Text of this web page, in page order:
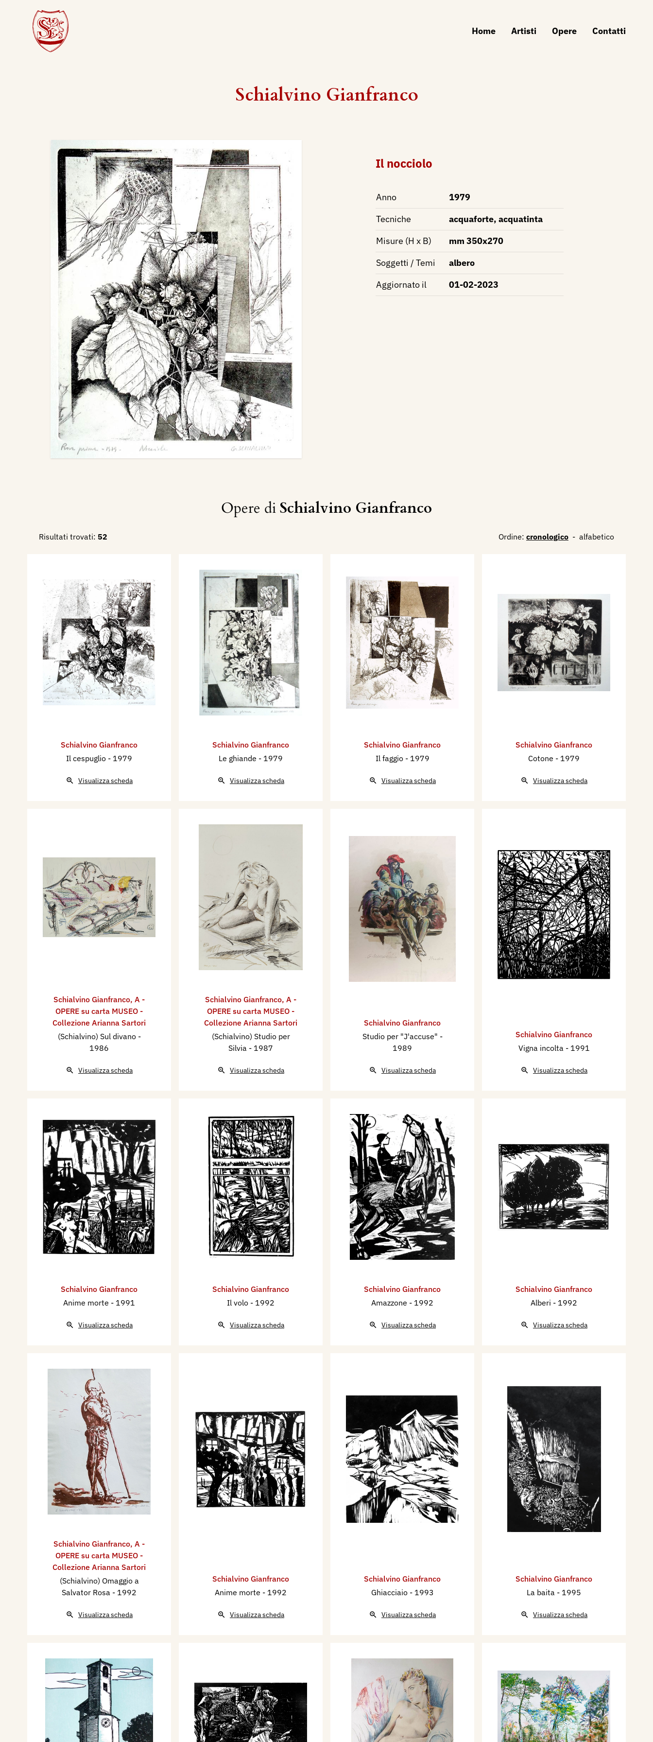
Home Artisti Opere Contatti
Schialvino ​Gianfranco
Il nocciolo
Anno
1979
Tecniche
acquaforte, acquatinta
Misure (H x B)
mm 350x270
Soggetti / Temi
albero
Aggiornato il
01-02-2023
Opere diSchialvino ​Gianfranco
Risultati trovati: 52 Ordine: cronologico - alfabetico
Schialvino ​Gianfranco
Il cespuglio - 1979
Visualizza scheda
Schialvino ​Gianfranco
Le ghiande - 1979
Visualizza scheda
Schialvino ​Gianfranco
Il faggio - 1979
Visualizza scheda
Schialvino ​Gianfranco
Cotone - 1979
Visualizza scheda
Schialvino ​Gianfranco, A -
OPERE su carta MUSEO -
Collezione Arianna Sartori
(Schialvino) Sul divano -
1986
Visualizza scheda
Schialvino ​Gianfranco, A -
OPERE su carta MUSEO -
Collezione Arianna Sartori
(Schialvino) Studio per
Silvia - 1987
Visualizza scheda
Schialvino ​Gianfranco
Studio per "J'accuse" -
1989
Visualizza scheda
Schialvino ​Gianfranco
Vigna incolta - 1991
Visualizza scheda
Schialvino ​Gianfranco
Anime morte - 1991
Visualizza scheda
Schialvino ​Gianfranco
Il volo - 1992
Visualizza scheda
Schialvino ​Gianfranco
Amazzone - 1992
Visualizza scheda
Schialvino ​Gianfranco
Alberi - 1992
Visualizza scheda
Schialvino ​Gianfranco, A -
OPERE su carta MUSEO -
Collezione Arianna Sartori
(Schialvino) Omaggio a
Salvator Rosa - 1992
Visualizza scheda
Schialvino ​Gianfranco
Anime morte - 1992
Visualizza scheda
Schialvino ​Gianfranco
Ghiacciaio - 1993
Visualizza scheda
Schialvino ​Gianfranco
La baita - 1995
Visualizza scheda